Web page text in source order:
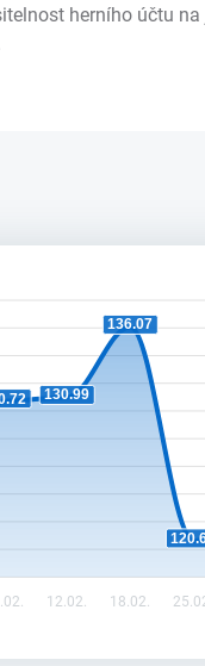
herního účtu
130.99
136.07
12.02. 18.02.